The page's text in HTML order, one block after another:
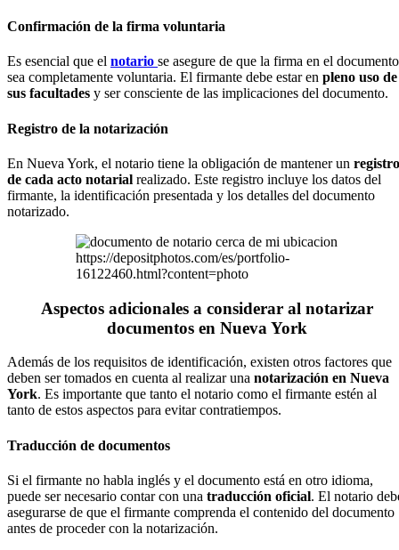
Confirmación de la firma voluntaria
Es esencial que el notario se asegure de que la firma en el documento
sea completamente voluntaria. El firmante debe estar en pleno uso de
sus facultades y ser consciente de las implicaciones del documento.
Registro de la notarización
En Nueva York, el notario tiene la obligación de mantener un registro
de cada acto notarial realizado. Este registro incluye los datos del
firmante, la identificación presentada y los detalles del documento
notarizado.
https://depositphotos.com/es/portfolio-
16122460.html?content=photo
Aspectos adicionales a considerar al notarizar
documentos en Nueva York
Además de los requisitos de identificación, existen otros factores que
deben ser tomados en cuenta al realizar una notarización en Nueva
York. Es importante que tanto el notario como el firmante estén al
tanto de estos aspectos para evitar contratiempos.
Traducción de documentos
Si el firmante no habla inglés y el documento está en otro idioma,
puede ser necesario contar con una traducción oficial. El notario
asegurarse de que el firmante comprenda el contenido del documento
antes de proceder con la notarización.